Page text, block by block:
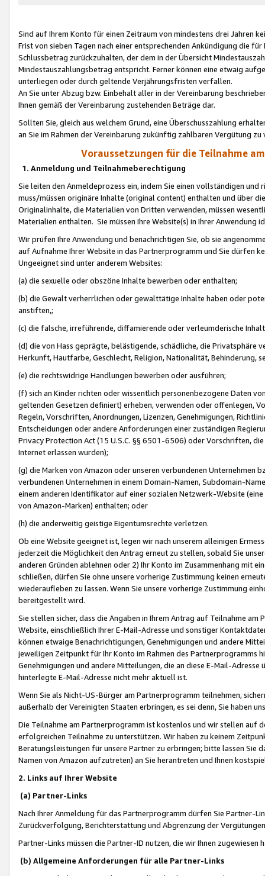
Sind auf Ihrem Konto für einen Zeitraum von mindestens drei Jahren
Frist von sieben Tagen nach einer entsprechenden Ankündigung die
Schlussbetrag zurückzuhalten, der dem in der Übersicht
Mindestauszahlungsbetrag entspricht. Ferner können eine etwaig
unterliegen oder durch geltende Verjährungsfristen verfallen.
An Sie unter Abzug bzw. Einbehalt aller in der Vereinbarung
Ihnen gemäß der Vereinbarung zustehenden Beträge dar.
Sollten Sie, gleich aus welchem Grund, eine Überschusszahlung
an Sie im Rahmen der Vereinbarung zukünftig zahlbaren Vergütung zu
Voraussetzungen für die Teilnahme
1. Anmeldung und Teilnahmeberechtigung
Sie leiten den Anmeldeprozess ein, indem Sie einen vollständigen
muss/müssen originäre Inhalte (original content) enthalten und über
Originalinhalte, die Materialien von Dritten verwenden, müssen
Materialien enthalten. Sie müssen Ihre Website(s) in Ihrer Anwendung
Wir prüfen Ihre Anwendung und benachrichtigen Sie, ob sie
auf Aufnahme Ihrer Website in das Partnerprogramm und Sie dürfen
Ungeeignet sind unter anderem Websites:
(a) die sexuelle oder obszöne Inhalte bewerben oder enthalten;
(b) die Gewalt verherrlichen oder gewalttätige Inhalte haben oder
anstiften,;
(c) die falsche, irreführende, diffamierende oder verleumderische
(d) die von Hass geprägte, belästigende, schädliche, die Privatsphäre
Herkunft, Hautfarbe, Geschlecht, Religion, Nationalität, Behinderung,
(e) die rechtswidrige Handlungen bewerben oder ausführen;
(f) sich an Kinder richten oder wissentlich personenbezogene Daten
geltenden Gesetzen definiert) erheben, verwenden oder offenlegen,
Regeln, Vorschriften, Anordnungen, Lizenzen, Genehmigungen,
Entscheidungen oder andere Anforderungen einer zuständigen
Privacy Protection Act (15 U.S.C. §§ 6501-6506) oder Vorschriften,
Internet erlassen wurden);
(g) die Marken von Amazon oder unseren verbundenen Unternehmen
verbundenen Unternehmen in einem Domain-Namen, Subdomain-
einem anderen Identifikator auf einer sozialen Netzwerk-Website
von Amazon-Marken) enthalten; oder
(h) die anderweitig geistige Eigentumsrechte verletzen.
Ob eine Website geeignet ist, legen wir nach unserem alleinigen
jederzeit die Möglichkeit den Antrag erneut zu stellen, sobald Sie
anderen Gründen ablehnen oder 2) Ihr Konto im Zusammenhang mit
schließen, dürfen Sie ohne unsere vorherige Zustimmung keinen
wiederaufleben zu lassen. Wenn Sie unsere vorherige Zustimmung
bereitgestellt wird.
Sie stellen sicher, dass die Angaben in Ihrem Antrag auf Teilnahme
Website, einschließlich Ihrer E-Mail-Adresse und sonstiger
können etwaige Benachrichtigungen, Genehmigungen und andere
jeweiligen Zeitpunkt für Ihr Konto im Rahmen des Partnerprogramms
Genehmigungen und andere Mitteilungen, die an diese E-Mail-
hinterlegte E-Mail-Adresse nicht mehr aktuell ist.
Wenn Sie als Nicht-US-Bürger am Partnerprogramm teilnehmen,
außerhalb der Vereinigten Staaten erbringen, es sei denn, Sie haben
Die Teilnahme am Partnerprogramm ist kostenlos und wir stellen auf
erfolgreichen Teilnahme zu unterstützen. Wir haben zu keinem
Beratungsleistungen für unsere Partner zu erbringen; bitte lassen Sie
Namen von Amazon aufzutreten) an Sie herantreten und Ihnen
2. Links auf Ihrer Website
(a) Partner-Links
Nach Ihrer Anmeldung für das Partnerprogramm dürfen Sie Partner-
Zurückverfolgung, Berichterstattung und Abgrenzung der
Partner-Links müssen die Partner-ID nutzen, die wir Ihnen zugewiesen
(b) Allgemeine Anforderungen für alle Partner-Links